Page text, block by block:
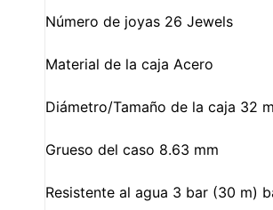
Número de joyas 26 Jewels
Material de la caja Acero
Diámetro/Tamaño de la caja 32
Grueso del caso 8.63 mm
Resistente al agua 3 bar (30 m)